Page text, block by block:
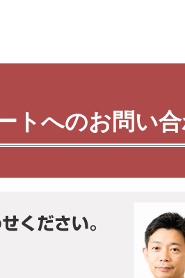
トへのお問い
ください。